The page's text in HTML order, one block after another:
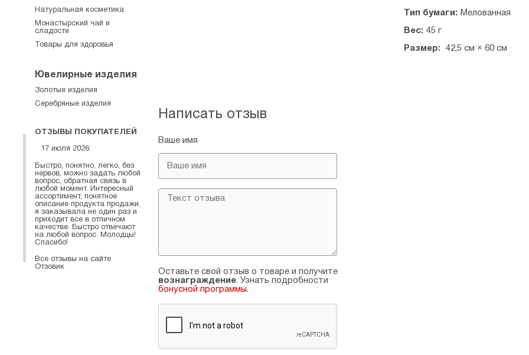
Тип бумаги: Мелованная
Вес: 45 г
Размер: 42,5 см × 60 см
Написать отзыв
Ваше имя
Оставьте свой отзыв о товаре и получите
вознаграждение. Узнать подробности
бонусной программы.
Натуральная косметика
Монастырский чай и
сладости
Товары для здоровья
Ювелирные изделия
Золотые изделия
Серебряные изделия
ОТЗЫВЫ ПОКУПАТЕЛЕЙ
17 июля 2026:
Быстро, понятно, легко, без
нервов, можно задать любой
вопрос, обратная связь в
любой момент. Интересный
ассортимент, понятное
описание продукта продажи.
я заказывала не один раз и
приходит все в отличном
качестве. Быстро отвечают
на любой вопрос. Молодцы!
Спасибо!
Все отзывы на сайте
Отзовик